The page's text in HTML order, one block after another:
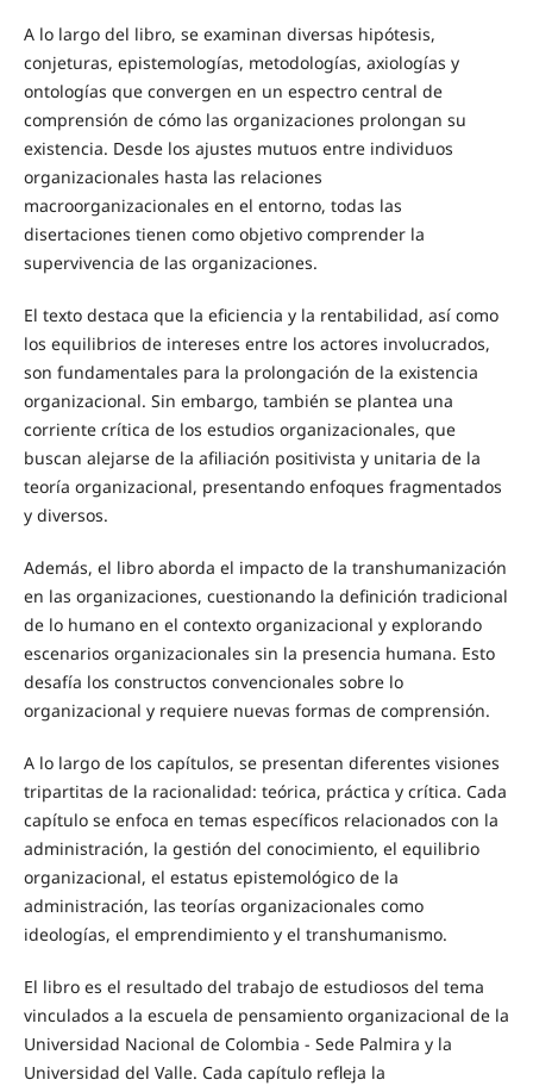
A lo largo del libro, se examinan diversas hipótesis,
conjeturas, epistemologías, metodologías, axiologías y
ontologías que convergen en un espectro central de
comprensión de cómo las organizaciones prolongan su
existencia. Desde los ajustes mutuos entre individuos
organizacionales hasta las relaciones
macroorganizacionales en el entorno, todas las
disertaciones tienen como objetivo comprender la
supervivencia de las organizaciones.
El texto destaca que la eficiencia y la rentabilidad, así como
los equilibrios de intereses entre los actores involucrados,
son fundamentales para la prolongación de la existencia
organizacional. Sin embargo, también se plantea una
corriente crítica de los estudios organizacionales, que
buscan alejarse de la afiliación positivista y unitaria de la
teoría organizacional, presentando enfoques fragmentados
y diversos.
Además, el libro aborda el impacto de la transhumanización
en las organizaciones, cuestionando la definición tradicional
de lo humano en el contexto organizacional y explorando
escenarios organizacionales sin la presencia humana. Esto
desafía los constructos convencionales sobre lo
organizacional y requiere nuevas formas de comprensión.
A lo largo de los capítulos, se presentan diferentes visiones
tripartitas de la racionalidad: teórica, práctica y crítica. Cada
capítulo se enfoca en temas específicos relacionados con la
administración, la gestión del conocimiento, el equilibrio
organizacional, el estatus epistemológico de la
administración, las teorías organizacionales como
ideologías, el emprendimiento y el transhumanismo.
El libro es el resultado del trabajo de estudiosos del tema
vinculados a la escuela de pensamiento organizacional de la
Universidad Nacional de Colombia - Sede Palmira y la
Universidad del Valle. Cada capítulo refleja la